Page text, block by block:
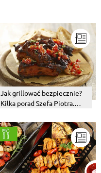
Jak grillować bezpiecznie?
Kilka porad Szefa Piotra.